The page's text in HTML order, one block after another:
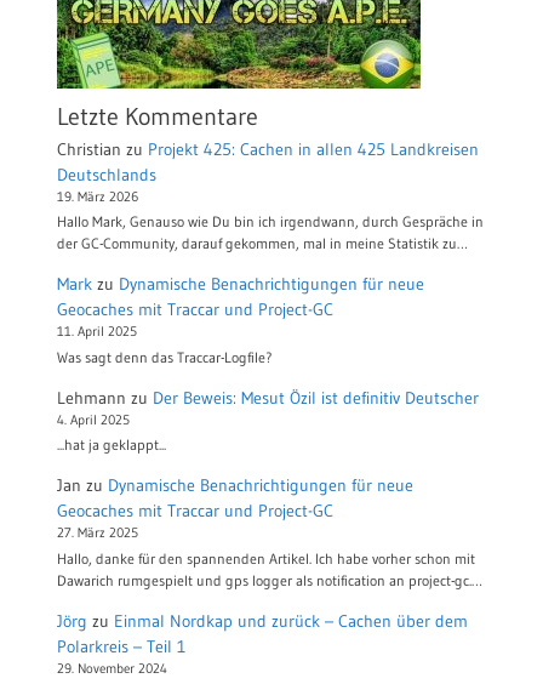
Letzte Kommentare
Christian zu Projekt 425: Cachen in allen 425 Landkreisen
Deutschlands
19. März 2026
Hallo Mark, Genauso wie Du bin ich irgendwann, durch Gespräche in
der GC-Community, darauf gekommen, mal in meine Statistik zu…
Mark zu Dynamische Benachrichtigungen für neue
Geocaches mit Traccar und Project-GC
11. April 2025
Was sagt denn das Traccar-Logfile?
Lehmann zu Der Beweis: Mesut Özil ist definitiv Deutscher
4. April 2025
...hat ja geklappt...
Jan zu Dynamische Benachrichtigungen für neue
Geocaches mit Traccar und Project-GC
27. März 2025
Hallo, danke für den spannenden Artikel. Ich habe vorher schon mit
Dawarich rumgespielt und gps logger als notification an project-gc.…
Jörg zu Einmal Nordkap und zurück – Cachen über dem
Polarkreis – Teil 1
29. November 2024